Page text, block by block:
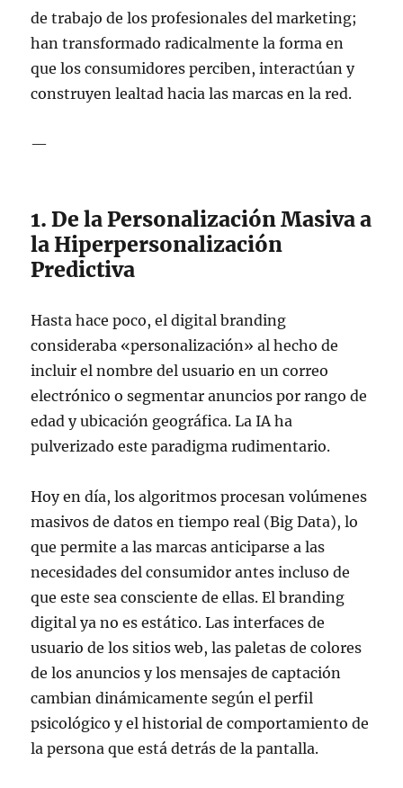
de trabajo de los profesionales del marketing;
han transformado radicalmente la forma en
que los consumidores perciben, interactúan y
construyen lealtad hacia las marcas en la red.
—
1. De la Personalización Masiva a
la Hiperpersonalización
Predictiva
Hasta hace poco, el digital branding
consideraba «personalización» al hecho de
incluir el nombre del usuario en un correo
electrónico o segmentar anuncios por rango de
edad y ubicación geográfica. La IA ha
pulverizado este paradigma rudimentario.
Hoy en día, los algoritmos procesan volúmenes
masivos de datos en tiempo real (Big Data), lo
que permite a las marcas anticiparse a las
necesidades del consumidor antes incluso de
que este sea consciente de ellas. El branding
digital ya no es estático. Las interfaces de
usuario de los sitios web, las paletas de colores
de los anuncios y los mensajes de captación
cambian dinámicamente según el perfil
psicológico y el historial de comportamiento de
la persona que está detrás de la pantalla.